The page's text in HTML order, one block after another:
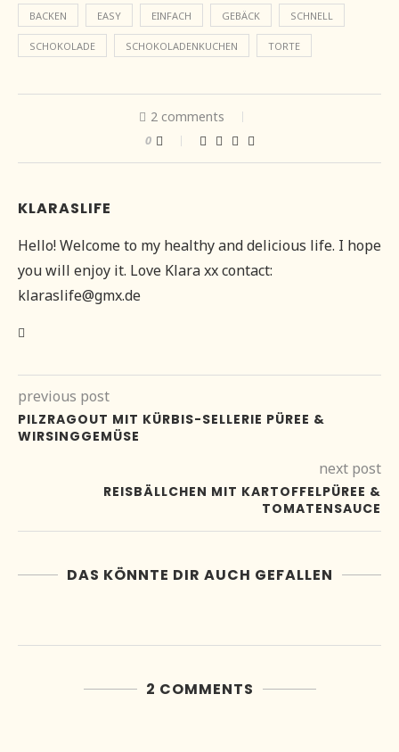
BACKEN EASY EINFACH GEBÄCK SCHNELL
SCHOKOLADE SCHOKOLADENKUCHEN TORTE
2 comments
0
KLARASLIFE
Hello! Welcome to my healthy and delicious life. I hope
you will enjoy it. Love Klara xx contact:
klaraslife@gmx.de
previous post
PILZRAGOUT MIT KÜRBIS-SELLERIE PÜREE &
WIRSINGGEMÜSE
next post
REISBÄLLCHEN MIT KARTOFFELPÜREE &
TOMATENSAUCE
DAS KÖNNTE DIR AUCH GEFALLEN
2 COMMENTS